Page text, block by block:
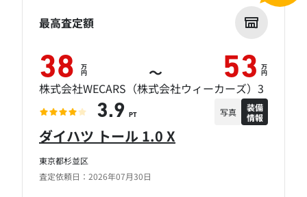
東京都杉並区
査定依頼日：2026年07月30日
ダイハツ トール 1.0 X
最高査定額
38 万
円 ～ 53 万
円
株式会社WECARS（株式会社ウィーカーズ）3
3.9 PT 写真
装備
情報